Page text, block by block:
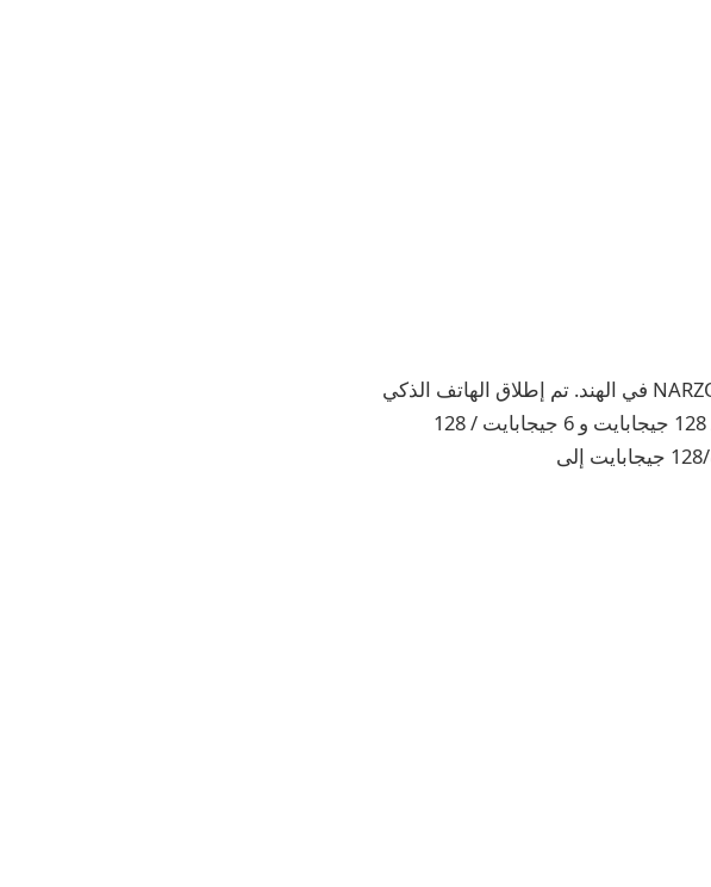
أطلقت Realme إصدارًا جديدًا بسعة 8 جيجابايت لجهاز NARZO 70x 5G في الهند. تم إطلاق الهاتف الذكي
مرة أخرى في أبريل بنوعين مختلفين من التخزين – 4 جيجابايت / 128 جيجابايت و 6 جيجابايت / 128